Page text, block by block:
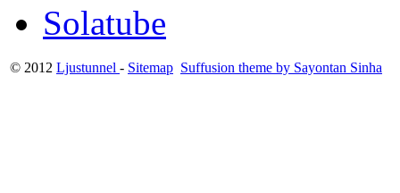
Solatube
© 2012 Ljustunnel - Sitemap Suffusion theme by Sayontan Sinha